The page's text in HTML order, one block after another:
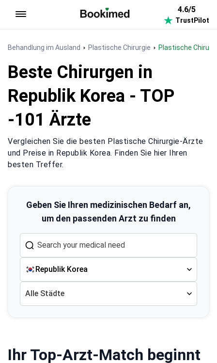
4.6/5
TrustPilot
Behandlung im Ausland Plastische Chirurgie Plastische
Beste Chirurgen in
Republik Korea - TOP
-101 Ärzte
Vergleichen Sie die besten Plastische Chirurgie-Ärzte
und Preise in Republik Korea. Finden Sie hier Ihren
besten Treffer.
Geben Sie Ihren medizinischen Bedarf an,
um den passenden Arzt zu finden
Republik Korea
Alle Städte
Ihr Top-Arzt-Match beginnt